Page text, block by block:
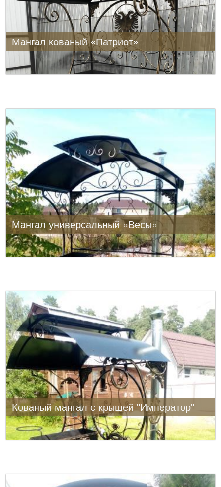
Мангал кованый «Патриот»
Мангал универсальный «Весы»
Кованый мангал с крышей "Император"